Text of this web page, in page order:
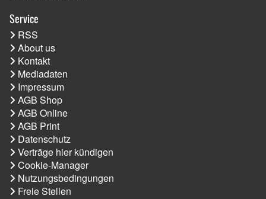
Service
RSS
About us
Kontakt
Mediadaten
Impressum
AGB Shop
AGB Online
AGB Print
Datenschutz
Verträge hier kündigen
Cookie-Manager
Nutzungsbedingungen
Freie Stellen